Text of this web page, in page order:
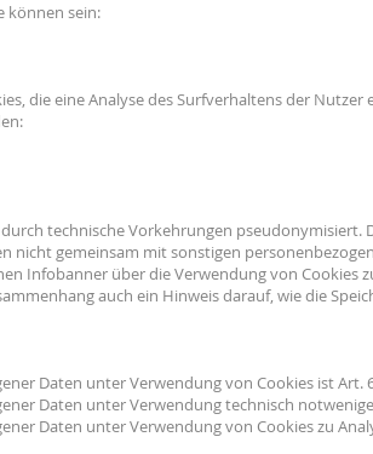
können sein:
die eine Analyse des Surfverhaltens der Nutzer
technische Vorkehrungen pseudonymisiert.
nicht gemeinsam mit sonstigen
Infobanner über die Verwendung von Cookies
auch ein Hinweis darauf, wie die
Daten unter Verwendung von Cookies ist Art. 6
Daten unter Verwendung technisch
Daten unter Verwendung von Cookies zu